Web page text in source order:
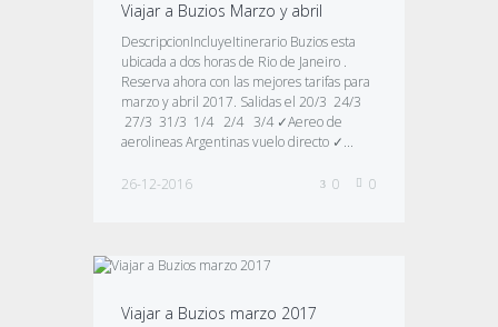
Viajar a Buzios Marzo y abril
DescripcionIncluyeItinerario Buzios esta
ubicada a dos horas de Rio de Janeiro .
Reserva ahora con las mejores tarifas para
marzo y abril 2017. Salidas el 20/3 24/3
27/3 31/3 1/4 2/4 3/4 ✓Aereo de
aerolineas Argentinas vuelo directo ✓...
26-12-2016 0
0
Viajar a Buzios marzo 2017